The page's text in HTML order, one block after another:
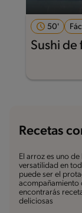
50'
Sushi de
Recetas
El arroz es uno
versatilidad en
puede ser el
acompañamiento
encontrarás
deliciosas